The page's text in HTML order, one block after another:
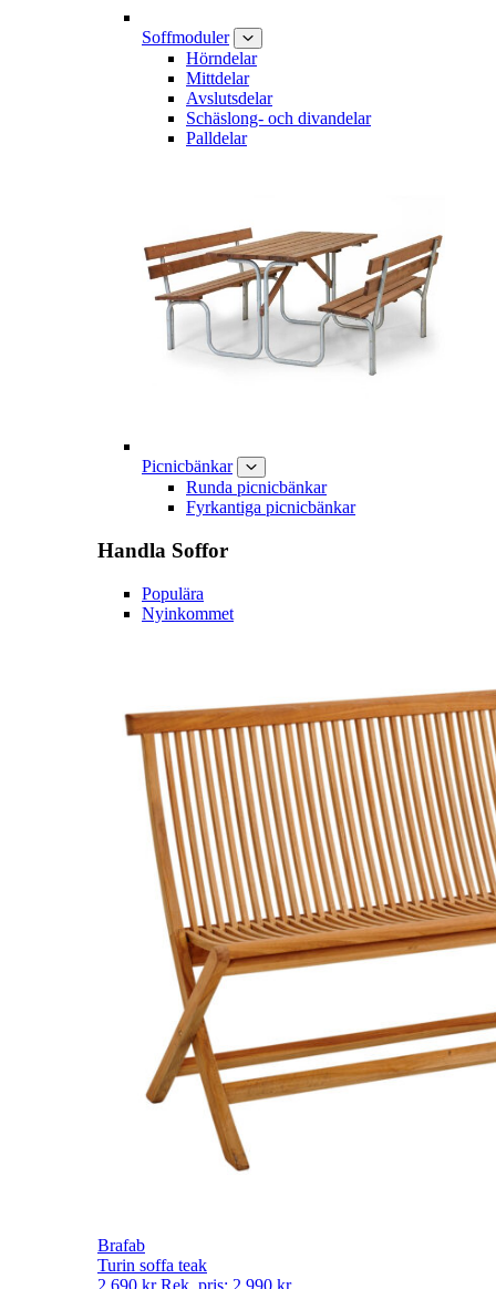
Soffmoduler
Hörndelar
Mittdelar
Avslutsdelar
Schäslong- och divandelar
Palldelar
Picnicbänkar
Runda picnicbänkar
Fyrkantiga picnicbänkar
Handla Soffor
Populära
Nyinkommet
Brafab
Turin soffa teak
2 690 kr Rek. pris: 2 990 kr